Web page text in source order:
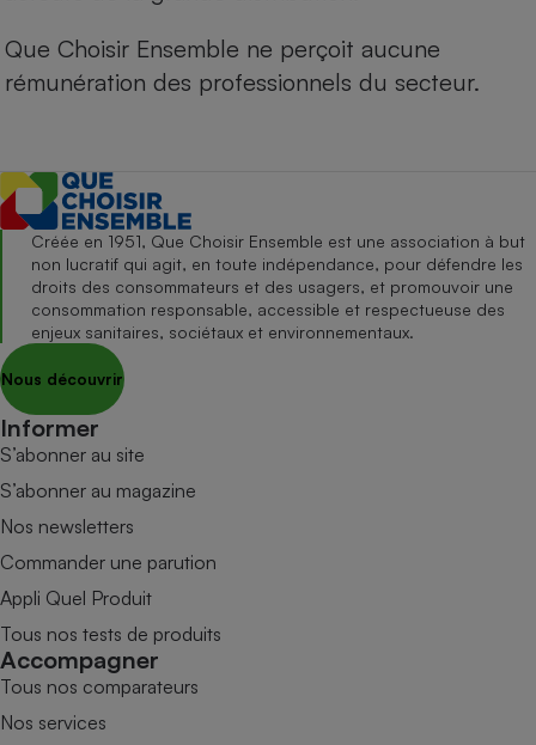
Que Choisir Ensemble ne perçoit aucune
rémunération des professionnels du secteur.
Créée en 1951, Que Choisir Ensemble est une association à but
non lucratif qui agit, en toute indépendance, pour défendre les
droits des consommateurs et des usagers, et promouvoir une
consommation responsable, accessible et respectueuse des
enjeux sanitaires, sociétaux et environnementaux.
Nous découvrir
Informer
S’abonner au site
S’abonner au magazine
Nos newsletters
Commander une parution
Appli Quel Produit
Tous nos tests de produits
Accompagner
Tous nos comparateurs
Nos services